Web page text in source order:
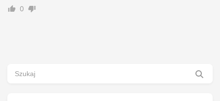
0